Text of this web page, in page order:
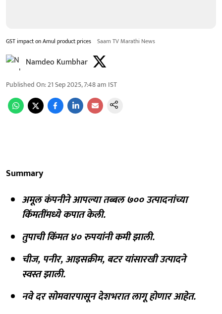
GST impact on Amul product prices Saam TV Marathi News
Namdeo Kumbhar
Published On:21 Sep 2025, 7:48 am IST
Summary
अमूल कंपनीने आपल्या तब्बल ७०० उत्पादनांच्या
किंमतींमध्ये कपात केली.
तुपाची किंमत ४० रुपयांनी कमी झाली.
चीज, पनीर, आइसक्रीम, बटर यांसारखी उत्पादने
स्वस्त झाली.
नवे दर सोमवारपासून देशभरात लागू होणार आहेत.